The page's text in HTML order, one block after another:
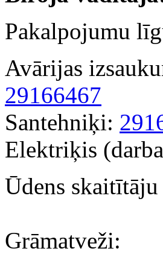
Pakalpojumu
Avārijas
29166467
Santehniķi:
Elektriķis
Ūdens
Grāmatveži: